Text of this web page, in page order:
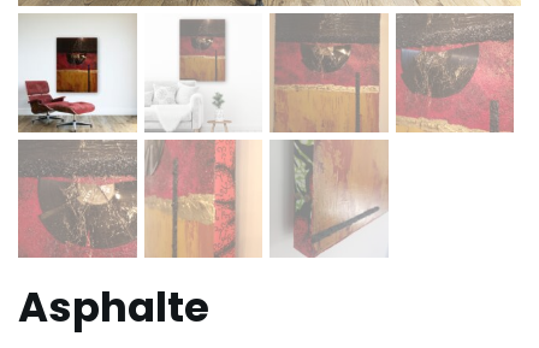
Asphalte